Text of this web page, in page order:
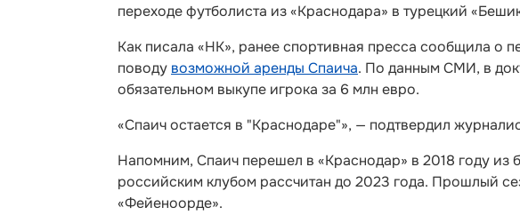
переходе футболиста из «Краснодара» в турецкий
Как писала «НК», ранее спортивная пресса сообщила о
поводу возможной аренды Спаича. По данным СМИ, в
обязательном выкупе игрока за 6 млн евро.
«Спаич остается в "Краснодаре"», — подтвердил
Напомним, Спаич перешел в «Краснодар» в 2018 году из
российским клубом рассчитан до 2023 года. Прошлый
«Фейеноорде».